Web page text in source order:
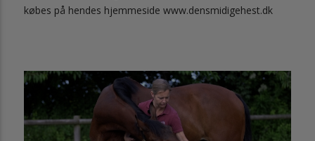
købes på hendes hjemmeside www.densmidigehest.dk